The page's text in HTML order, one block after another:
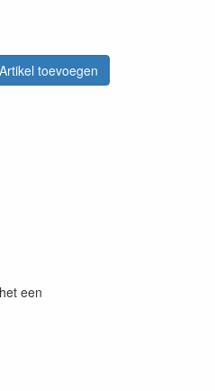
Artikel toevoegen
een